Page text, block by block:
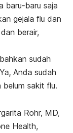
baru-baru saja
gejala flu dan
dan berair,
sudah
Anda sudah
belum sakit flu.
Rohr, MD,
Health,